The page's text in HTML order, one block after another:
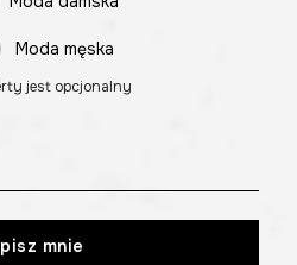
Moda męska
jest opcjonalny
mnie